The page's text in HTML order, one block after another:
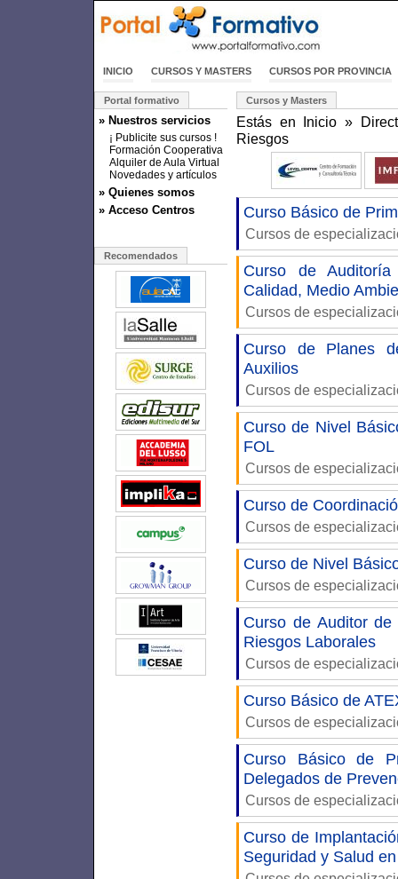
INICIO CURSOS Y MASTERS CURSOS POR PROVINCIA
Portal formativo
» Nuestros servicios
¡ Publicite sus cursos !
Formación Cooperativa
Alquiler de Aula Virtual
Novedades y artículos
» Quienes somos
» Acceso Centros
Recomendados
Cursos y Masters
Estás en Inicio »
Riesgos
Curso Básico de
Cursos de
Curso de
Calidad, Medio
Cursos de
Curso de Planes
Auxilios
Cursos de
Curso de Nivel
FOL
Cursos de
Curso de
Cursos de
Curso de Nivel
Cursos de
Curso de Auditor
Riesgos Laborales
Cursos de
Curso Básico de
Cursos de
Curso Básico de
Delegados de
Cursos de
Curso de
Seguridad y Salud